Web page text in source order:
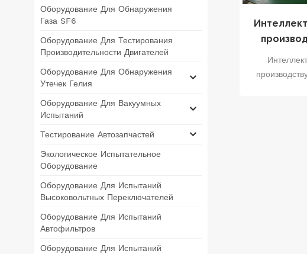
Оборудование Для Обнаружения
Газа SF6
Оборудование Для Тестирования
Производительности Двигателей
Оборудование Для Обнаружения
Утечек Гелия
Оборудование Для Вакуумных
Испытаний
Тестирование Автозапчастей
Экологическое Испытательное
Оборудование
Оборудование Для Испытаний
Высоковольтных Переключателей
Оборудование Для Испытаний
Автофильтров
Оборудование Для Испытаний